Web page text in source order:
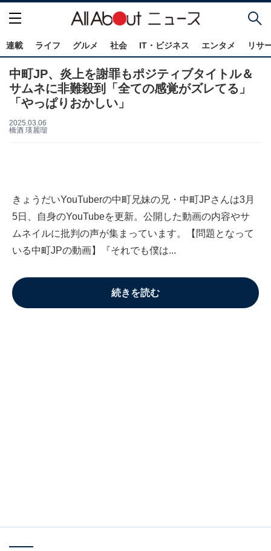
連載 ライフ グルメ 社会 IT・ビジネス エンタメ リサ
中町JP、炎上を謝罪もポジティブタイトル＆
サムネに非難殺到「全ての感覚がズレてる」
「やっぱりおかしい」
2025.03.06
橋酒 瑛麗瑠
きょうだいYouTuberの中町兄妹の兄・中町JPさんは3月
5日、自身のYouTubeを更新。公開した動画の内容やサ
ムネイルに批判の声が集まっています。【問題となって
いる中町JPの動画】『それでも僕は...
続きを読む